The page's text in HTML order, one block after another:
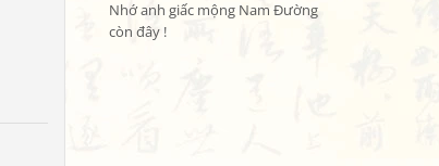
Nhớ anh giấc mộng Nam Đường
còn đây !